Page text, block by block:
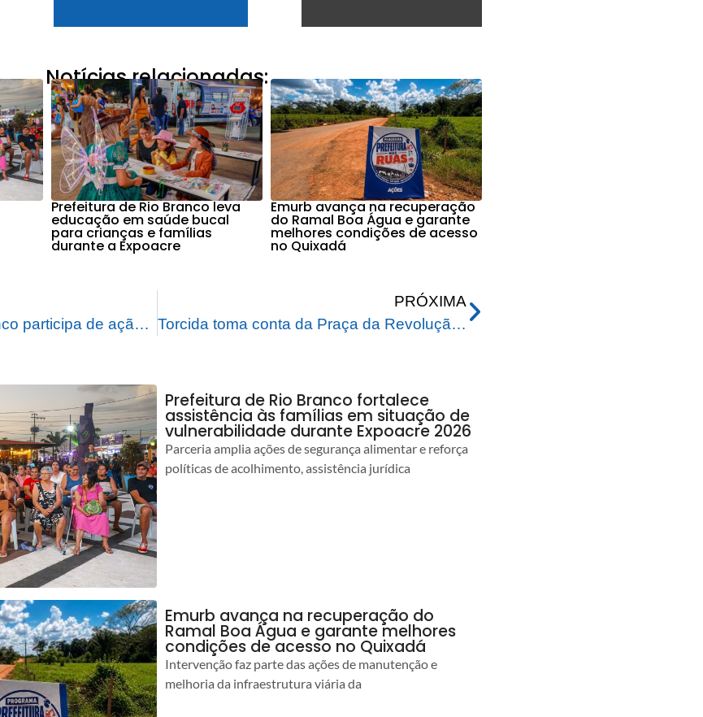
Notícias relacionadas:
Prefeitura de Rio Branco leva
educação em saúde bucal
para crianças e famílias
durante a Expoacre
Emurb avança na recuperação
do Ramal Boa Água e garante
melhores condições de acesso
no Quixadá
Prefeitura de Rio Branco participa de ação voltada à saúde da população negra e ao combate ao racismo religioso
PRÓXIMA
Torcida toma conta da Praça da Revolução em grande festa para acompanhar Brasil X Marrocos
Prefeitura de Rio Branco fortalece
assistência às famílias em situação de
vulnerabilidade durante Expoacre 2026
Parceria amplia ações de segurança alimentar e reforça
políticas de acolhimento, assistência jurídica
Emurb avança na recuperação do
Ramal Boa Água e garante melhores
condições de acesso no Quixadá
Intervenção faz parte das ações de manutenção e
melhoria da infraestrutura viária da